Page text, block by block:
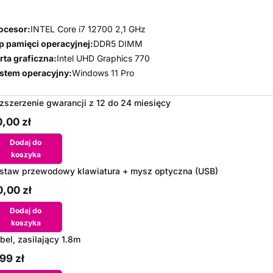
INTEL Core i7 12700 2,1 GHz
pamięci operacyjnej:DDR5 DIMM
graficzna:Intel UHD Graphics 770
operacyjny:Windows 11 Pro
gwarancji z 12 do 24 miesięcy
zł
Dodaj do
koszyka
przewodowy klawiatura + mysz optyczna (USB)
zł
Dodaj do
koszyka
zasilający 1.8m
zł